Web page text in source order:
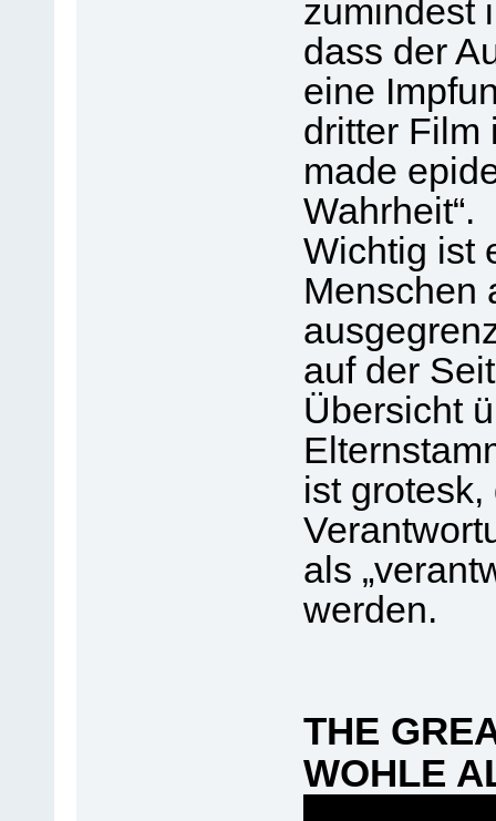
zumindest
dass der
eine
dritter Film
made
Wahrheit“.
Wichtig ist
Menschen
auf der
Übersicht
ist
als
werden.
THE
WOHLE